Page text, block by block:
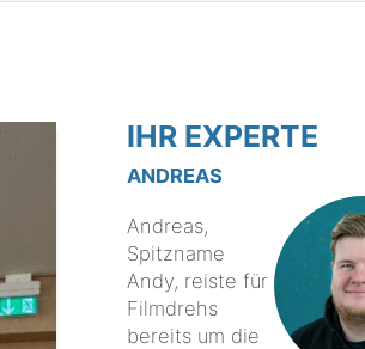
IHR EXPERTE
ANDREAS
Andreas,
Spitzname
Andy, reiste für
Filmdrehs
bereits um die